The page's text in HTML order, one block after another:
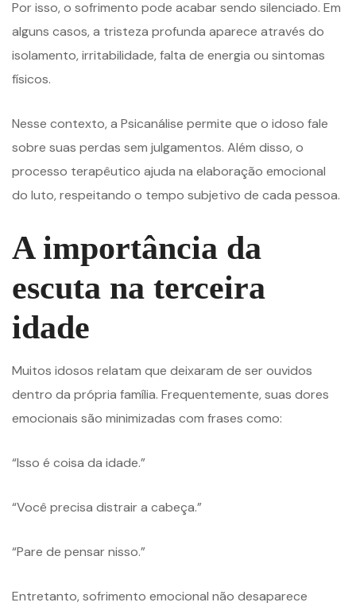
Por isso, o sofrimento pode acabar sendo silenciado. Em
alguns casos, a tristeza profunda aparece através do
isolamento, irritabilidade, falta de energia ou sintomas
físicos.
Nesse contexto, a Psicanálise permite que o idoso fale
sobre suas perdas sem julgamentos. Além disso, o
processo terapêutico ajuda na elaboração emocional
do luto, respeitando o tempo subjetivo de cada pessoa.
A importância da
escuta na terceira
idade
Muitos idosos relatam que deixaram de ser ouvidos
dentro da própria família. Frequentemente, suas dores
emocionais são minimizadas com frases como:
“Isso é coisa da idade.”
“Você precisa distrair a cabeça.”
“Pare de pensar nisso.”
Entretanto, sofrimento emocional não desaparece